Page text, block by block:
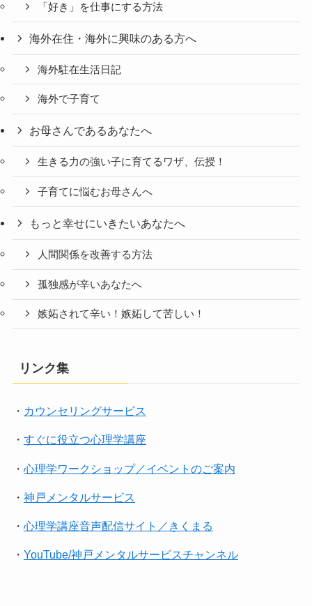
「好き」を仕事にする方法
海外在住・海外に興味のある方へ
海外駐在生活日記
海外で子育て
お母さんであるあなたへ
生きる力の強い子に育てるワザ、伝授！
子育てに悩むお母さんへ
もっと幸せにいきたいあなたへ
人間関係を改善する方法
孤独感が辛いあなたへ
嫉妬されて辛い！嫉妬して苦しい！
リンク集
・ カウンセリングサービス
・ すぐに役立つ心理学講座
・ 心理学ワークショップ／イベントのご案内
・ 神戸メンタルサービス
・ 心理学講座音声配信サイト／きくまる
・ YouTube/神戸メンタルサービスチャンネル